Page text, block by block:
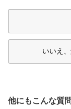
いいえ
他にもこんな質